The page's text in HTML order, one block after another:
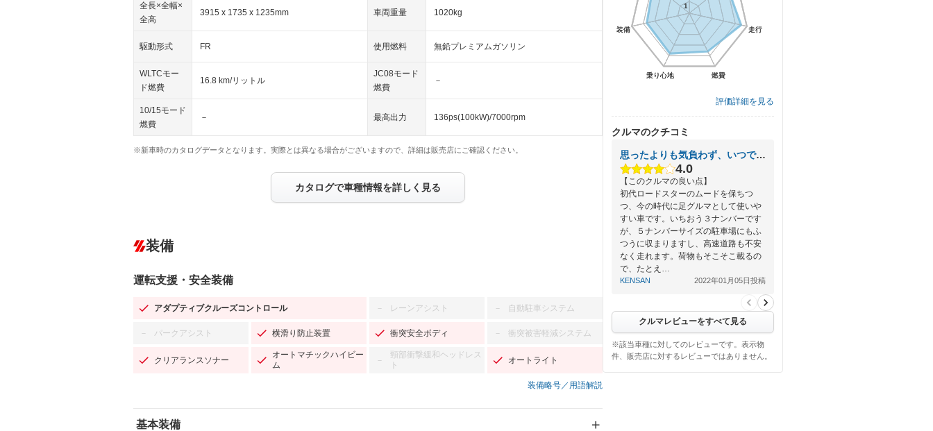
全長×全幅×
全高
3915 x 1735 x 1235mm 車両重量 1020kg
駆動形式 FR 使用燃料 無鉛プレミアムガソリン
WLTCモー
ド燃費
16.8 km/リットル
JC08モード
燃費
－
10/15モード
燃費
－ 最高出力 136ps(100kW)/7000rpm
※新車時のカタログデータとなります。実際とは異なる場合がございますので、詳細は販売店にご確認ください。
カタログで車種情報を詳しく見る
装備
運転支援・安全装備
アダプティブクルーズコントロール － レーンアシスト － 自動駐車システム
－ パークアシスト 横滑り防止装置 衝突安全ボディ － 衝突被害軽減システム
クリアランスソナー
オートマチックハイビー
ム
－
頸部衝撃緩和ヘッドレス
ト
オートライト
装備略号／用語解説
基本装備
走行
燃費
乗り心地
装備
1
走行
燃費
乗り心地
装備
1
評価詳細を見る
クルマのクチコミ
思ったよりも気負わず、いつでもフツーに乗れるオープンカーです
4.0
【このクルマの良い点】
初代ロードスターのムードを保ちつ
つ、今の時代に足グルマとして使いや
すい車です。いちおう３ナンバーです
が、５ナンバーサイズの駐車場にもふ
つうに収まりますし、高速道路も不安
なく走れます。荷物もそこそこ載るの
で、たとえ…
KENSAN 2022年01月05日投稿
クルマレビューをすべて見る
※該当車種に対してのレビューです。表示物
件、販売店に対するレビューではありません。